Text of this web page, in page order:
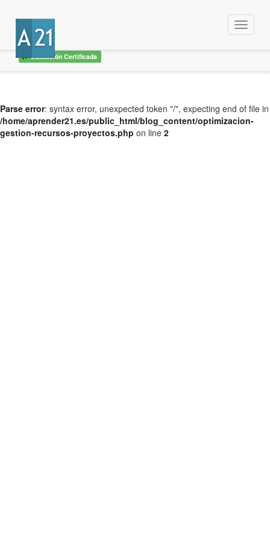
Educación Certificada
Menu
Parse error: syntax error, unexpected token "/", expecting end of file in
/home/aprender21.es/public_html/blog_content/optimizacion-
gestion-recursos-proyectos.php on line 2